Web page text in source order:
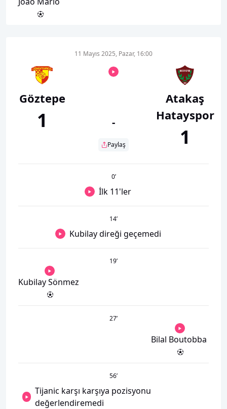
Göztepe
1
11 Mayıs 2025, Pazar, 16:00
-
Paylaş
Atakaş
Hatayspor
1
0’
İlk 11'ler
14’
Kubilay direği geçemedi
19’
Kubilay Sönmez
27’
Bilal Boutobba
56’
Tijanic karşı karşıya pozisyonu
değerlendiremedi